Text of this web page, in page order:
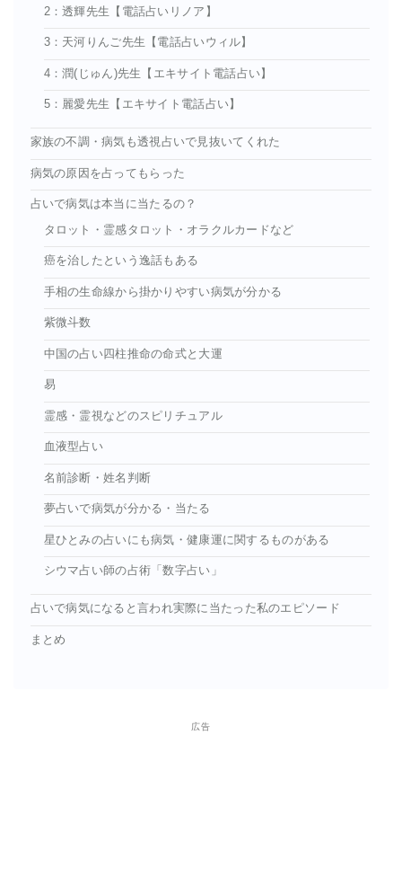
2：透輝先生【電話占いリノア】
3：天河りんご先生【電話占いウィル】
4：潤(じゅん)先生【エキサイト電話占い】
5：麗愛先生【エキサイト電話占い】
家族の不調・病気も透視占いで見抜いてくれた
病気の原因を占ってもらった
占いで病気は本当に当たるの？
タロット・霊感タロット・オラクルカードなど
癌を治したという逸話もある
手相の生命線から掛かりやすい病気が分かる
紫微斗数
中国の占い四柱推命の命式と大運
易
霊感・霊視などのスピリチュアル
血液型占い
名前診断・姓名判断
夢占いで病気が分かる・当たる
星ひとみの占いにも病気・健康運に関するものがある
シウマ占い師の占術「数字占い」
占いで病気になると言われ実際に当たった私のエピソード
まとめ
広告